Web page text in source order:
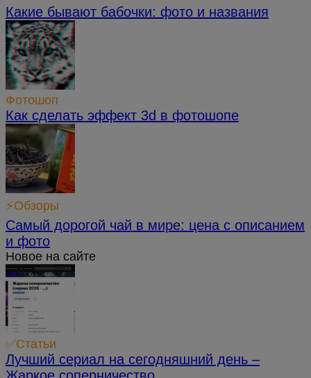
Какие бывают бабочки: фото и названия
Фотошоп
Как сделать эффект 3d в фотошопе
⚡Обзоры
Самый дорогой чай в мире: цена с описанием
и фото
Новое на сайте
✅Статьи
Лучший сериал на сегодняшний день –
Жаркое соперничество